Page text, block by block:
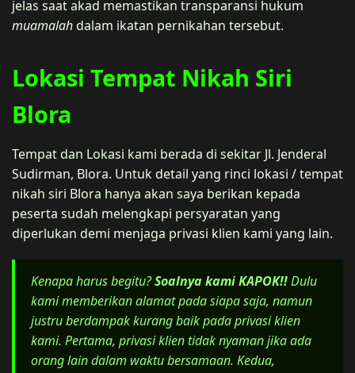
jelas saat akad memastikan transparansi hukum
muamalahdalam ikatan pernikahan tersebut.
Lokasi Tempat Nikah Siri
Blora
Tempat dan Lokasi kami berada di sekitar Jl. Jenderal
Sudirman, Blora. Untuk detail yang rinci lokasi / tempat
nikah siri Blora hanya akan saya berikan kepada
peserta sudah melengkapi persyaratan yang
diperlukan demi menjaga privasi klien kami yang lain.
Kenapa harus begitu?Soalnya kami KAPOK!!Dulu
kami memberikan alamat pada siapa saja, namun
justru berdampak kurang baik pada privasi klien
kami. Pertama, privasi klien tidak nyaman jika ada
orang lain dalam waktu bersamaan. Kedua,